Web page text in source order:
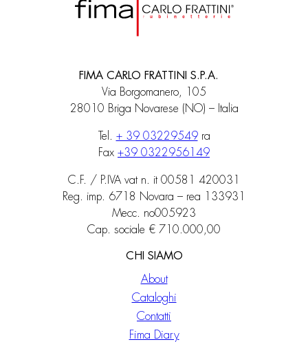
FIMA CARLO FRATTINI S.P.A.
Via Borgomanero, 105
28010 Briga Novarese (NO) – Italia
Tel. + 39 03229549ra
Fax +39 0322956149
C.F. / P.IVA vat n. it 00581 420031
Reg. imp. 6718 Novara – rea 133931
Mecc. no005923
Cap. sociale € 710.000,00
CHI SIAMO
About
Cataloghi
Contatti
Fima Diary